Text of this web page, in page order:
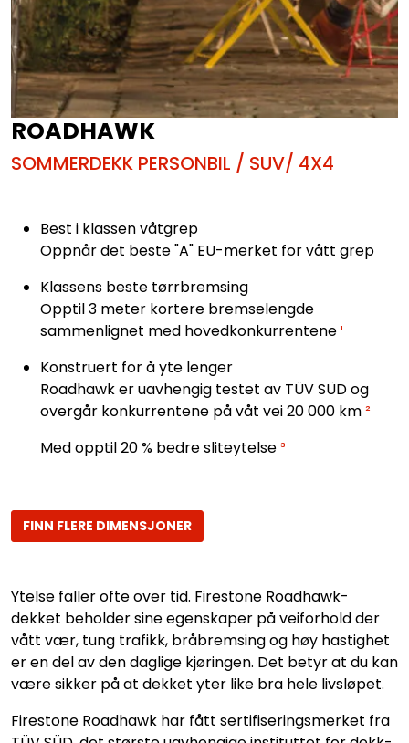
ROADHAWK
SOMMERDEKK PERSONBIL / SUV/ 4X4
Best i klassen våtgrep
Oppnår det beste "A" EU-merket for vått grep
Klassens beste tørrbremsing
Opptil 3 meter kortere bremselengde
sammenlignet med hovedkonkurrentene¹
Konstruert for å yte lenger
Roadhawk er uavhengig testet av TÜV SÜD og
overgår konkurrentene på våt vei 20 000 km²
Med opptil 20 % bedre sliteytelse³
FINN FLERE DIMENSJONER
Ytelse faller ofte over tid. Firestone Roadhawk-
dekket beholder sine egenskaper på veiforhold der
vått vær, tung trafikk, bråbremsing og høy hastighet
er en del av den daglige kjøringen. Det betyr at du kan
være sikker på at dekket yter like bra hele livsløpet.
Firestone Roadhawk har fått sertifiseringsmerket fra